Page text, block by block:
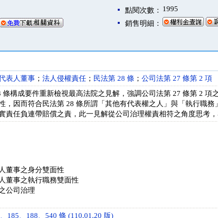
點閱次數： 1995
銷售明細：
表人董事 ； 法人侵權責任 ； 民法第 28 條 ； 公司法第 27 條第 2 項
條構成要件重新檢視最高法院之見解，強調公司法第 27 條第 2 項
，因而符合民法第 28 條所謂「其他有代表權之人」與「執行職
責任負連帶賠償之責，此一見解從公司治理權責相符之角度思考
事之身分雙面性
事之執行職務雙面性
公司治理
185、188、540 條 (110.01.20 版)